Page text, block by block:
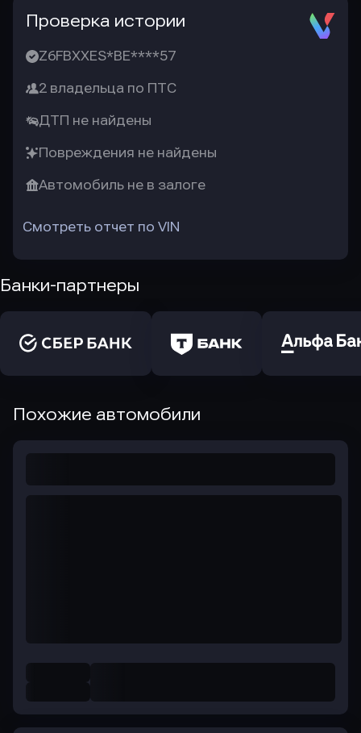
Проверка истории
Z6FBXXES*BE****57
2 владельца по ПТС
ДТП не найдены
Повреждения не найдены
Автомобиль не в залоге
Смотреть отчет по VIN
Банки-партнеры
Похожие автомобили